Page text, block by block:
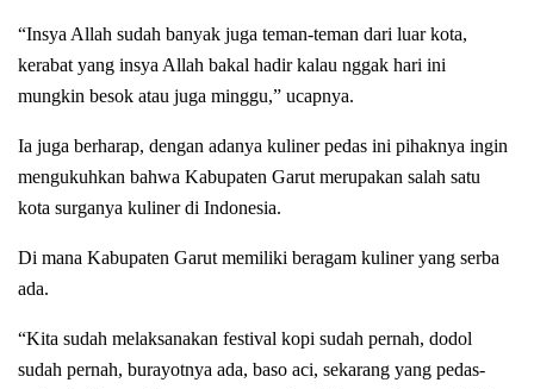
“Insya Allah sudah banyak juga teman-teman dari luar kota,
kerabat yang insya Allah bakal hadir kalau nggak hari ini
mungkin besok atau juga minggu,” ucapnya.
Ia juga berharap, dengan adanya kuliner pedas ini pihaknya ingin
mengukuhkan bahwa Kabupaten Garut merupakan salah satu
kota surganya kuliner di Indonesia.
Di mana Kabupaten Garut memiliki beragam kuliner yang serba
ada.
“Kita sudah melaksanakan festival kopi sudah pernah, dodol
sudah pernah, burayotnya ada, baso aci, sekarang yang pedas-